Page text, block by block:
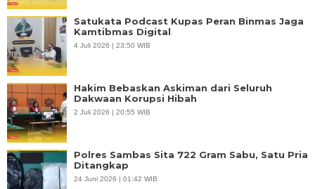
Satukata Podcast Kupas Peran Binmas Jaga
Kamtibmas Digital
4 Juli 2026 | 23:50 WIB
Hakim Bebaskan Askiman dari Seluruh
Dakwaan Korupsi Hibah
2 Juli 2026 | 20:55 WIB
Polres Sambas Sita 722 Gram Sabu, Satu Pria
Ditangkap
24 Juni 2026 | 01:42 WIB